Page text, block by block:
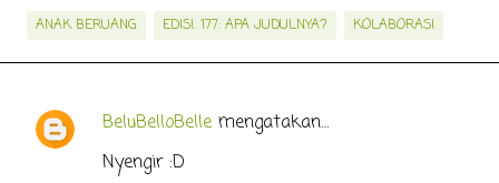
ANAK BERUANG EDISI. 177: APA JUDULNYA? KOLABORASI
K
BeluBelloBelle mengatakan…
Nyengir :D